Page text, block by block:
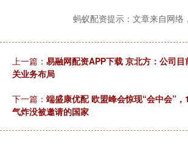
蚂蚁配资提示：文章来自网络
上一篇： 易融网配资APP下载 京北方：公司
关业务布局
下一篇： 端盛康优配 欧盟峰会惊现“会中会”，
气炸没被邀请的国家